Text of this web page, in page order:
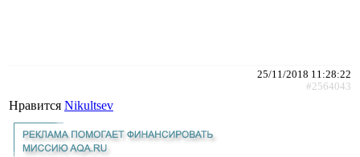
25/11/2018 11:28:22
#2564043
Нравится Nikultsev